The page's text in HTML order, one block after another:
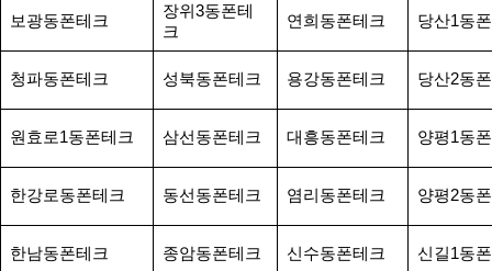
보광동폰테크
장위3동폰테
크
연희동폰테크 당산1동
청파동폰테크 성북동폰테크 용강동폰테크 당산2동
원효로1동폰테크 삼선동폰테크 대흥동폰테크 양평1동
한강로동폰테크 동선동폰테크 염리동폰테크 양평2동
한남동폰테크 종암동폰테크 신수동폰테크 신길1동